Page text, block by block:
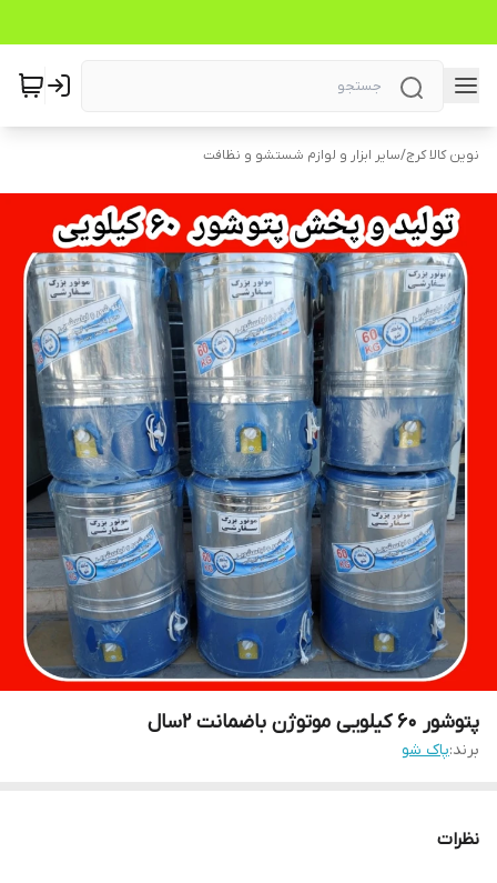
نوین کالا کرج/سایر ابزار و لوازم شستشو و نظافت
پتوشور ۶۰ کیلویی موتوژن باضمانت ۲سال
برند:پاک شو
نظرات